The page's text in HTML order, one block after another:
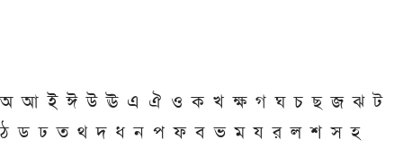
অ আ ই ঈ উ ঊ এ ঐ ও ক খ ক্ষ গ ঘ চ ছ জ ঝ ট
ঠ ড ঢ ত থ দ ধ ন প ফ ব ভ ম য র ল শ স হ